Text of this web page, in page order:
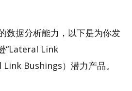
数据分析能力，以下是为你发
“Lateral Link
Bushings）潜力产品。